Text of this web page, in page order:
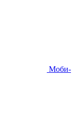
Моби-